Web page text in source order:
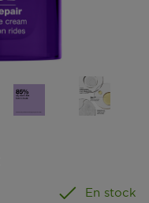
En stock